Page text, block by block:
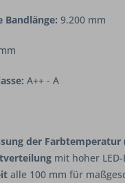
Bandlänge: 9.200 mm
A++ - A
der Farbtemperatur
mit hoher
alle 100 mm für